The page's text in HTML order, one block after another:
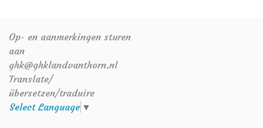
Op- en aanmerkingen sturen
aan
ghk@ghklandvanthorn.nl
Translate/
übersetzen/traduire
Select Language ▼